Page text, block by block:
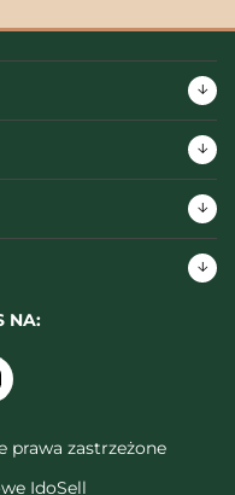
NA:
prawa zastrzeżone